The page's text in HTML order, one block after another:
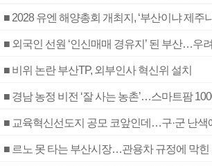
■ 2028 유엔 해양총회 개최지, ‘부산이냐 제주
■ 외국인 선원 ‘인신매매 경유지’ 된 부산…우
■ 비위 논란 부산TP, 외부인사 혁신위 설치
■ 경남 농정 비전 ‘잘 사는 농촌’…스마트팜
■ 교육혁신선도지 공모 코앞인데…구·군 난색
■ 르노 못 타는 부산시장…관용차 규정에 막힌